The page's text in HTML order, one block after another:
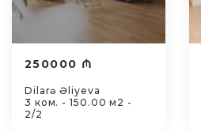
250000 ₼
Dilarə Əliyeva
3 ком. - 150.00 м2 -
2/2